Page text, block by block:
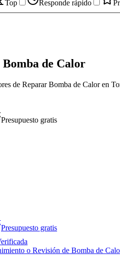
Top Responde rápido
de Calor
de Reparar Bomba de Calor en
Presupuesto gratis
Presupuesto gratis
o Revisión de Bomba de